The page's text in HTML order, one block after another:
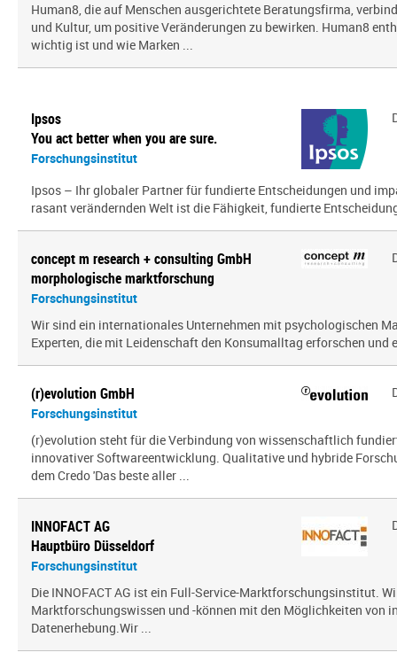
Human8, die auf Menschen ausgerichtete Beratungsfirma,
und Kultur, um positive Veränderungen zu bewirken. Human8
wichtig ist und wie Marken ...
Ipsos
You act better when you are sure.
Forschungsinstitut
Ipsos – Ihr globaler Partner für fundierte Entscheidungen und
rasant verändernden Welt ist die Fähigkeit, fundierte
concept m research + consulting GmbH
morphologische marktforschung
Forschungsinstitut
Wir sind ein inter­na­tio­nales Unternehmen mit psy­cho­lo­gi­schen
Experten, die mit Leidenschaft den Konsumalltag erfor­schen und
(r)evolution GmbH
Forschungsinstitut
(r)evolution steht für die Verbindung von wissenschaftlich
innovativer Softwareentwicklung. Qualitative und hybride
dem Credo 'Das beste aller ...
INNOFACT AG
Hauptbüro Düsseldorf
Forschungsinstitut
Die INNOFACT AG ist ein Full-Service-Marktforschungsinstitut.
Marktforschungswissen und -können mit den Möglichkeiten von
Datenerhebung.Wir ...